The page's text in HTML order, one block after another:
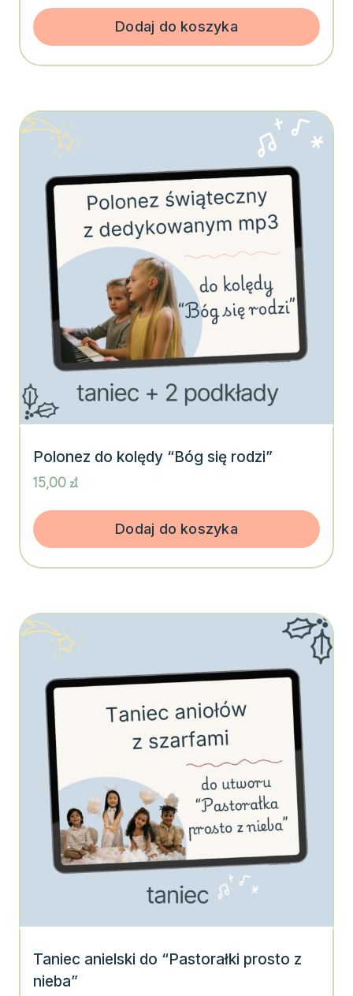
wynosiła:
30,00 zł.
wynosi:
27,00 zł.
Dodaj do koszyka
Polonez do kolędy “Bóg się rodzi”
15,00zł
Dodaj do koszyka
Taniec anielski do “Pastorałki prosto z
nieba”